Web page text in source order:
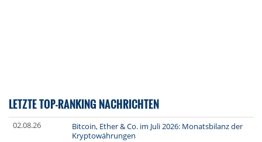
LETZTE TOP-RANKING NACHRICHTEN
02.08.26
Bitcoin, Ether & Co. im Juli 2026: Monatsbilanz der
Kryptowährungen